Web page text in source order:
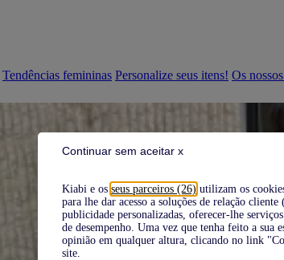
Kiabi e os seus parceiros (26) utilizam os
para lhe dar acesso a soluções de relação
publicidade personalizadas, oferecer-lhe
de desempenho. Uma vez que tenha feito a sua
opinião em qualquer altura, clicando no link
site.
Continuar sem aceitar x
Tendências femininas Personalize seus itens! Os